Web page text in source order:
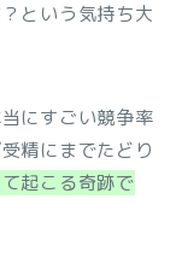
という気持ち大
にすごい競争率
精にまでたどり
起こる奇跡で